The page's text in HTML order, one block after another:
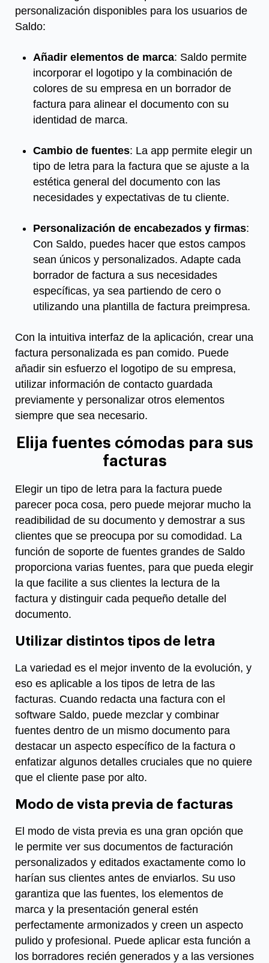
personalización disponibles para los usuarios de
Saldo:
Añadir elementos de marca: Saldo permite
incorporar el logotipo y la combinación de
colores de su empresa en un borrador de
factura para alinear el documento con su
identidad de marca.
Cambio de fuentes: La app permite elegir un
tipo de letra para la factura que se ajuste a la
estética general del documento con las
necesidades y expectativas de tu cliente.
Personalización de encabezados y firmas:
Con Saldo, puedes hacer que estos campos
sean únicos y personalizados. Adapte cada
borrador de factura a sus necesidades
específicas, ya sea partiendo de cero o
utilizando una plantilla de factura preimpresa.
Con la intuitiva interfaz de la aplicación, crear una
factura personalizada es pan comido. Puede
añadir sin esfuerzo el logotipo de su empresa,
utilizar información de contacto guardada
previamente y personalizar otros elementos
siempre que sea necesario.
Elija fuentes cómodas para sus
facturas
Elegir un tipo de letra para la factura puede
parecer poca cosa, pero puede mejorar mucho la
reаdibilidad de su documento y demostrar a sus
clientes que se preocupa por su comodidad. La
función de soporte de fuentes grandes de Saldo
proporciona varias fuentes, para que pueda elegir
la que facilite a sus clientes la lectura de la
factura y distinguir cada pequeño detalle del
documento.
Utilizar distintos tipos de letra
La variedad es el mejor invento de la evolución, y
eso es aplicable a los tipos de letra de las
facturas. Cuando redacta una factura con el
software Saldo, puede mezclar y combinar
fuentes dentro de un mismo documento para
destacar un aspecto específico de la factura o
enfatizar algunos detalles cruciales que no quiere
que el cliente pase por alto.
Modo de vista previa de facturas
El modo de vista previa es una gran opción que
le permite ver sus documentos de facturación
personalizados y editados exactamente como lo
harían sus clientes antes de enviarlos. Su uso
garantiza que las fuentes, los elementos de
marca y la presentación general estén
perfectamente armonizados y creen un aspecto
pulido y profesional. Puede aplicar esta función a
los borradores recién generados y a las versiones